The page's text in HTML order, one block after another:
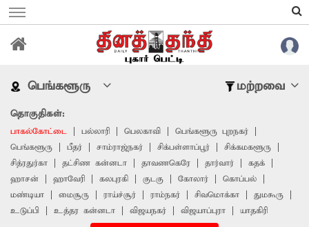
பெங்களூரு மற்றவை
தொகுதிகள்:
பாகல்கோட்டை பல்லாரி பெலகாவி
பெங்களூரு புறநகர்
பெங்களூரு
பீதர் சாம்ராஜ்நகர் சிக்பள்ளாப்பூர்
சிக்கமகளூரு
சித்ரதுர்கா
தட்சிண கன்னடா தாவணகெரே தார்வார்
கதக்
ஹாசன்
ஹாவேரி கலபுரகி குடகு கோலார்
கொப்பல்
மண்டியா
மைசூரு ராய்ச்சூர் ராம்நகர் சிவமொக்கா
துமகூரு
உடுப்பி
உத்தர கன்னடா விஜயநகர் விஜயாப்புரா யாதகிரி